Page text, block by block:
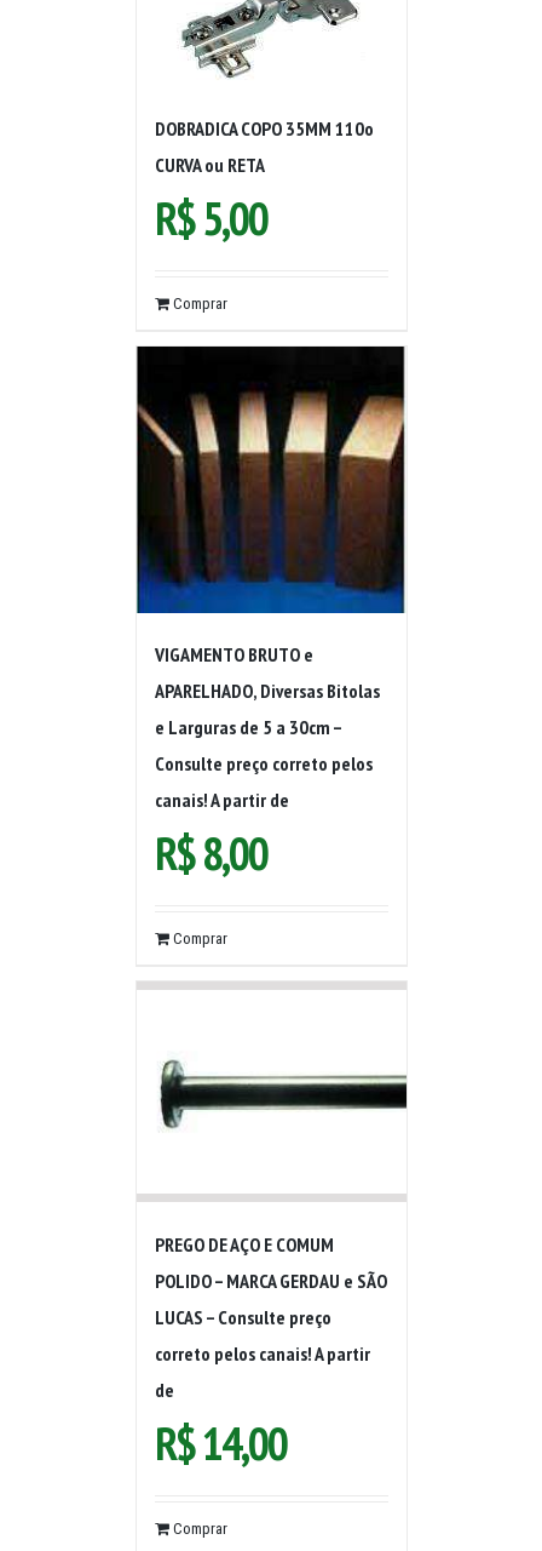
DOBRADICA COPO 35MM 110o
CURVA ou RETA
R$5,00
Comprar
VIGAMENTO BRUTO e
APARELHADO, Diversas Bitolas
e Larguras de 5 a 30cm –
Consulte preço correto pelos
canais! A partir de
R$8,00
Comprar
PREGO DE AÇO E COMUM
POLIDO – MARCA GERDAU e SÃO
LUCAS – Consulte preço
correto pelos canais! A partir
de
R$14,00
Comprar